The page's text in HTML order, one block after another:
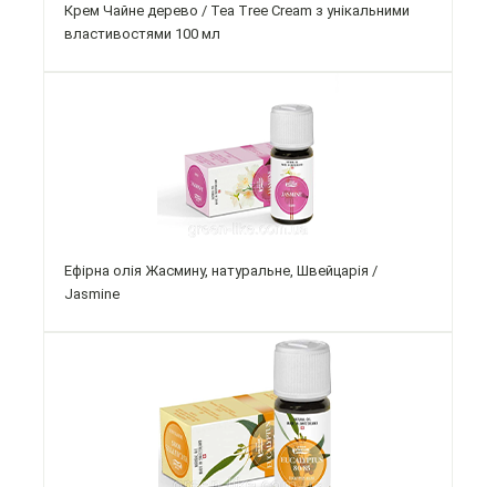
Крем Чайне дерево / Tea Tree Cream з унікальними
властивостями 100 мл
Ефірна олія Жасмину, натуральне, Швейцарія /
Jasmine